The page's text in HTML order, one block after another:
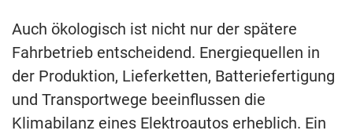
Auch ökologisch ist nicht nur der spätere
Fahrbetrieb entscheidend. Energiequellen in
der Produktion, Lieferketten, Batteriefertigung
und Transportwege beeinflussen die
Klimabilanz eines Elektroautos erheblich. Ein